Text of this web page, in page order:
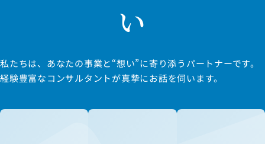
い
私たちは、あなたの事業と“想い”に寄り添うパートナーです。
経験豊富なコンサルタントが真摯にお話を伺います。